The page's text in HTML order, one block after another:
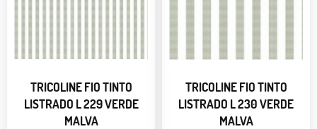
TRICOLINE FIO TINTO
LISTRADO L 229 VERDE
MALVA
TRICOLINE FIO TINTO
LISTRADO L 230 VERDE
MALVA